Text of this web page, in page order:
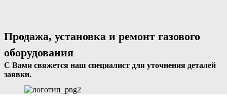
Продажа, установка и ремонт газового
оборудования
С Вами свяжется наш специалист для уточнения деталей
заявки.